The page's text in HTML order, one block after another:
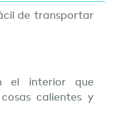
de transportar
el interior que
calientes y